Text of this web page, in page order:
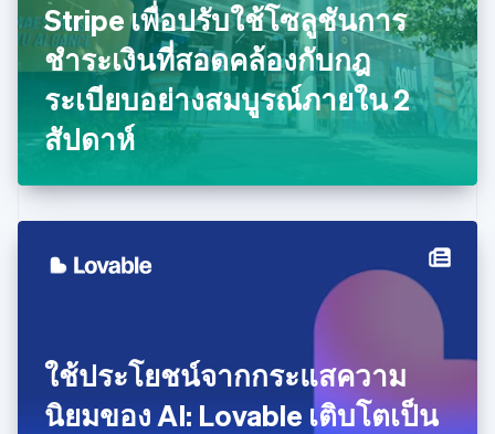
Stripe เพื่อปรับใช้โซลูชันการ
ชำระเงินที่สอดคล้องกับกฎ
ระเบียบอย่างสมบูรณ์ภายใน 2
สัปดาห์
ใช้ประโยชน์จากกระแสความ
นิยมของ AI: Lovable เติบโตเป็น
เนเธอร์แลนด์
Nederlands English
บราซิล
Português English
บัลแกเรีย
English
เบลเยียม
โปรตุเกส
PortuguêsEnglish
English
มอลตา
มาเลเซีย